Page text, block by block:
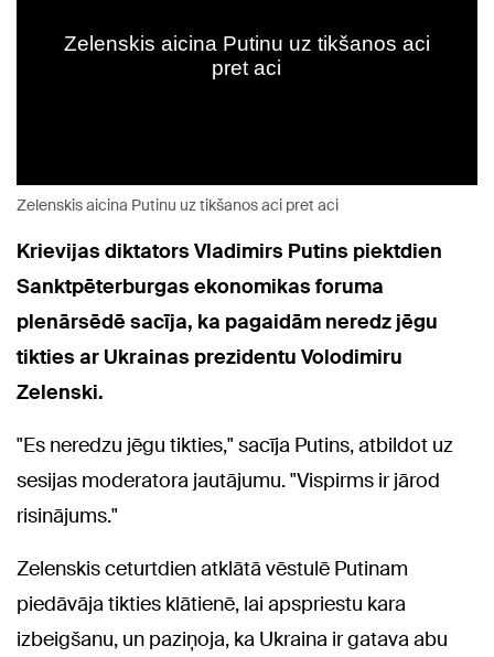
Zelenskis aicina Putinu uz tikšanos aci pret aci
Krievijas diktators Vladimirs Putins piektdien
Sanktpēterburgas ekonomikas foruma
plenārsēdē sacīja, ka pagaidām neredz jēgu
tikties ar Ukrainas prezidentu Volodimiru
Zelenski.
"Es neredzu jēgu tikties," sacīja Putins, atbildot uz
sesijas moderatora jautājumu. "Vispirms ir jārod
risinājums."
Zelenskis ceturtdien atklātā vēstulē Putinam
piedāvāja tikties klātienē, lai apspriestu kara
izbeigšanu, un paziņoja, ka Ukraina ir gatava abu